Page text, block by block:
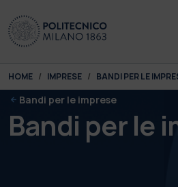
You are here:
HOME IMPRESE BANDI PER LE
Bandi per le imprese
Bandi per le